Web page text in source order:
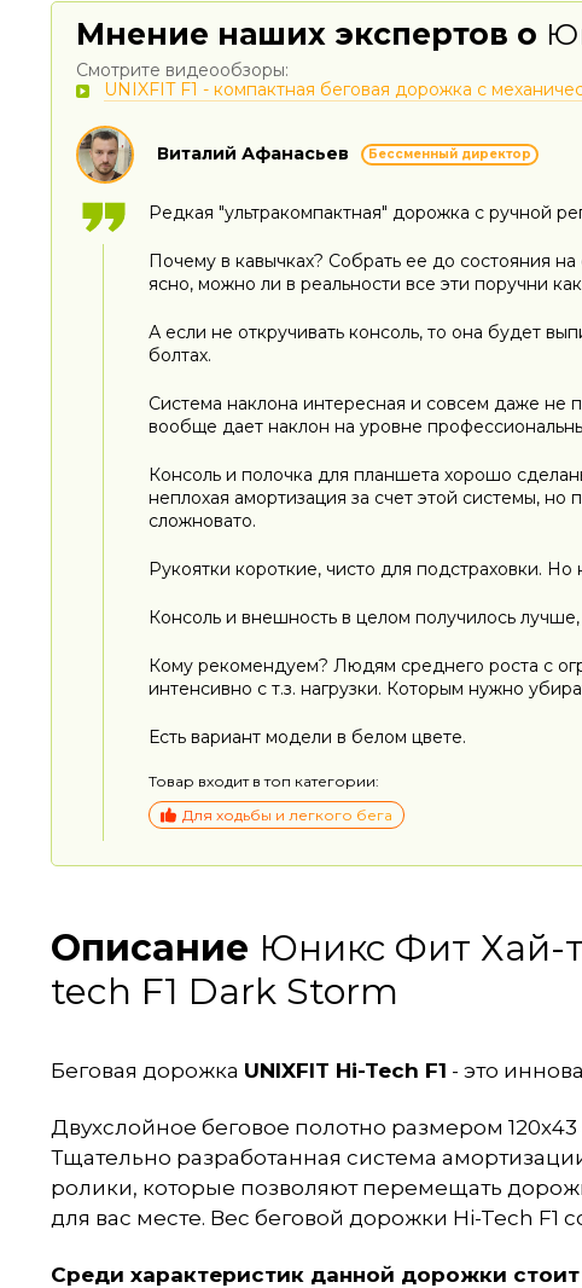
Мнение наших экспертов о
Смотрите видеообзоры:
UNIXFIT F1 - компактная беговая дорожка с
Виталий Афанасьев Бессменный директор
Редкая "ультракомпактная" дорожка с ручной
Почему в кавычках? Собрать ее до состояния
ясно, можно ли в реальности все эти поручни
А если не откручивать консоль, то она будет
болтах.
Система наклона интересная и совсем даже не
вообще дает наклон на уровне
Консоль и полочка для планшета хорошо
неплохая амортизация за счет этой системы, но
сложновато.
Рукоятки короткие, чисто для подстраховки.
Консоль и внешность в целом получилось
Кому рекомендуем? Людям среднего роста с
интенсивно с т.з. нагрузки. Которым нужно
Есть вариант модели в белом цвете.
Товар входит в топ категории:
Для ходьбы и легкого бега
Описание Юникс Фит Хай-
tech F1 Dark Storm
Беговая дорожка UNIXFIT Hi-Tech F1 - это
Двухслойное беговое полотно размером
Тщательно разработанная система
ролики, которые позволяют перемещать
для вас месте. Вес беговой дорожки Hi-Tech F1
Среди характеристик данной дорожки